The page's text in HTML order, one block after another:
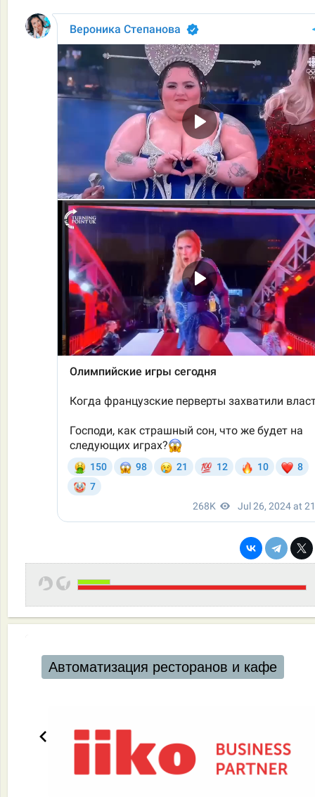
Автоматизация ресторанов и кафе